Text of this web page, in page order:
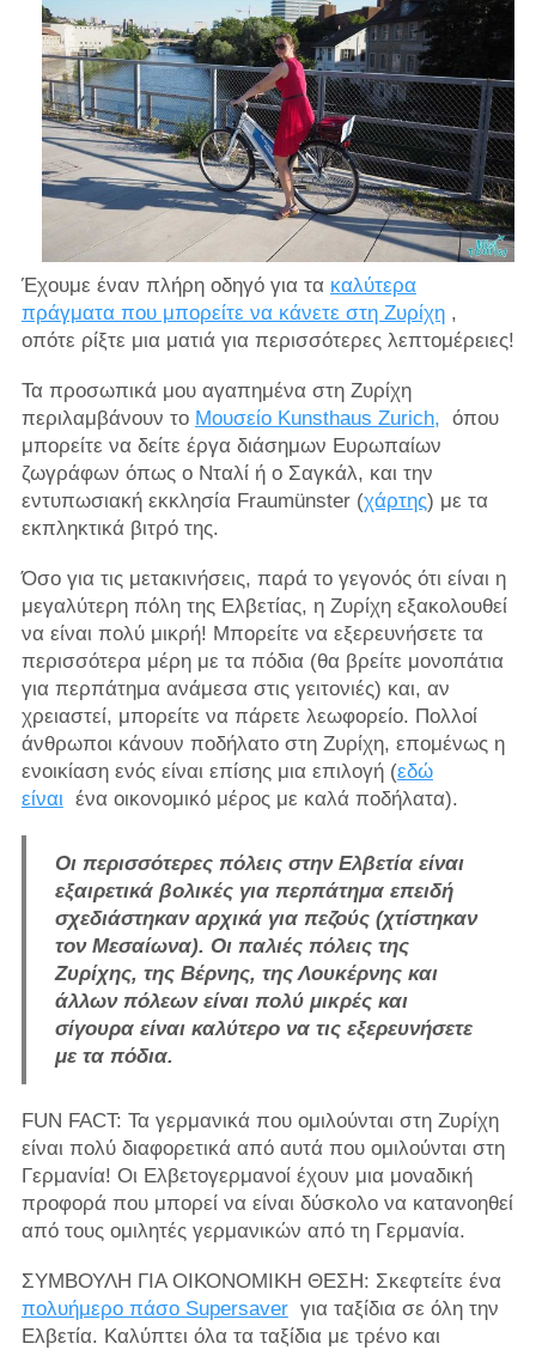
Έχουμε έναν πλήρη οδηγό για τα καλύτερα
πράγματα που μπορείτε να κάνετε στη Ζυρίχη,
οπότε ρίξτε μια ματιά για περισσότερες λεπτομέρειες!
Τα προσωπικά μου αγαπημένα στη Ζυρίχη
περιλαμβάνουν το Μουσείο Kunsthaus Zurich, όπου
μπορείτε να δείτε έργα διάσημων Ευρωπαίων
ζωγράφων όπως ο Νταλί ή ο Σαγκάλ, και την
εντυπωσιακή εκκλησία Fraumünster (χάρτης) με τα
εκπληκτικά βιτρό της.
Όσο για τις μετακινήσεις, παρά το γεγονός ότι είναι η
μεγαλύτερη πόλη της Ελβετίας, η Ζυρίχη εξακολουθεί
να είναι πολύ μικρή! Μπορείτε να εξερευνήσετε τα
περισσότερα μέρη με τα πόδια (θα βρείτε μονοπάτια
για περπάτημα ανάμεσα στις γειτονιές) και, αν
χρειαστεί, μπορείτε να πάρετε λεωφορείο. Πολλοί
άνθρωποι κάνουν ποδήλατο στη Ζυρίχη, επομένως η
ενοικίαση ενός είναι επίσης μια επιλογή (εδώ
είναι ένα οικονομικό μέρος με καλά ποδήλατα).
Οι περισσότερες πόλεις στην Ελβετία είναι
εξαιρετικά βολικές για περπάτημα επειδή
σχεδιάστηκαν αρχικά για πεζούς (χτίστηκαν
τον Μεσαίωνα). Οι παλιές πόλεις της
Ζυρίχης, της Βέρνης, της Λουκέρνης και
άλλων πόλεων είναι πολύ μικρές και
σίγουρα είναι καλύτερο να τις εξερευνήσετε
με τα πόδια.
FUN FACT: Τα γερμανικά που ομιλούνται στη Ζυρίχη
είναι πολύ διαφορετικά από αυτά που ομιλούνται στη
Γερμανία! Οι Ελβετογερμανοί έχουν μια μοναδική
προφορά που μπορεί να είναι δύσκολο να κατανοηθεί
από τους ομιλητές γερμανικών από τη Γερμανία.
ΣΥΜΒΟΥΛΗ ΓΙΑ ΟΙΚΟΝΟΜΙΚΗ ΘΕΣΗ: Σκεφτείτε ένα
πολυήμερο πάσο Supersaverγια ταξίδια σε όλη την
Ελβετία. Καλύπτει όλα τα ταξίδια με τρένο και